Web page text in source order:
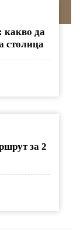
какво да
столица
за 2